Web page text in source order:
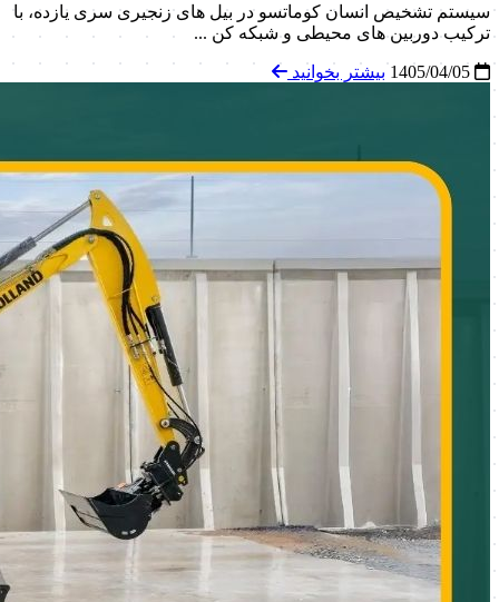
سیستم تشخیص انسان کوماتسو در بیل های زنجیری سری یازده، با
ترکیب دوربین های محیطی و شبکه کن ...
بیشتر بخوانید